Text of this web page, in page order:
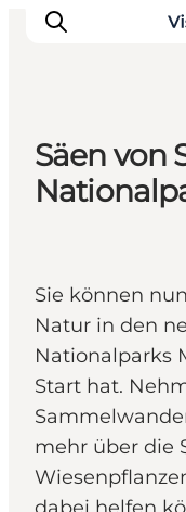
Inspiration
Reiseplanung
Säen von
Sie können
Natur in den
Nationalparks
Start hat.
mehr über die